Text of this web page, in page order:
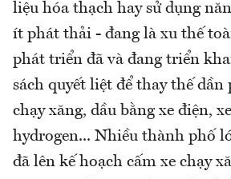
liệu hóa thạch hay sử dụng
ít phát thải - đang là xu thế
phát triển đã và đang triển
sách quyết liệt để thay thế dần
chạy xăng, dầu bằng xe điện,
hydrogen... Nhiều thành phố
đã lên kế hoạch cấm xe chạy